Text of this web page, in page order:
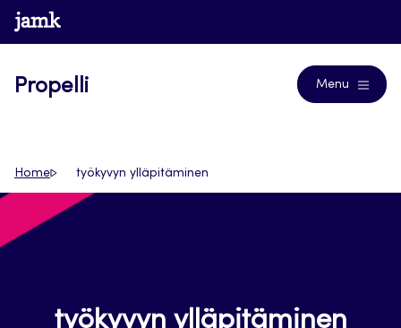
Siirry
suoraan
www.jamk.fi
Propelli Menu
Home työkyvyn ylläpitäminen
työkyvyn ylläpitäminen